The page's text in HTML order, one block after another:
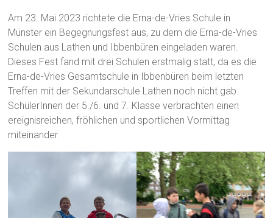
Am 23. Mai 2023 richtete die Erna-de-Vries Schule in
Münster ein Begegnungsfest aus, zu dem die Erna-de-Vries
Schulen aus Lathen und Ibbenbüren eingeladen waren.
Dieses Fest fand mit drei Schulen erstmalig statt, da es die
Erna-de-Vries Gesamtschule in Ibbenbüren beim letzten
Treffen mit der Sekundarschule Lathen noch nicht gab.
SchülerInnen der 5./6. und 7. Klasse verbrachten einen
ereignisreichen, fröhlichen und sportlichen Vormittag
miteinander.